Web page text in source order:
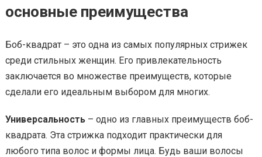
основные преимущества
Боб-квадрат – это одна из самых популярных стрижек
среди стильных женщин. Его привлекательность
заключается во множестве преимуществ, которые
сделали его идеальным выбором для многих.
Универсальность– одно из главных преимуществ боб-
квадрата. Эта стрижка подходит практически для
любого типа волос и формы лица. Будь ваши волосы